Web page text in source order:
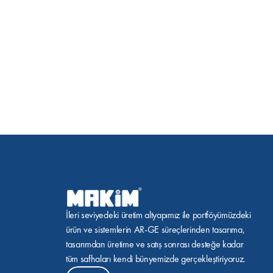
İleri seviyedeki üretim altyapımız ile portföyümüzdeki
ürün ve sistemlerin AR-GE süreçlerinden tasarıma,
tasarımdan üretime ve satış sonrası desteğe kadar
tüm safhaları kendi bünyemizde gerçekleştiriyoruz.